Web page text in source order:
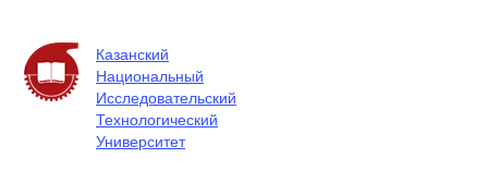
Казанский
Национальный
Исследовательский
Технологический
Университет